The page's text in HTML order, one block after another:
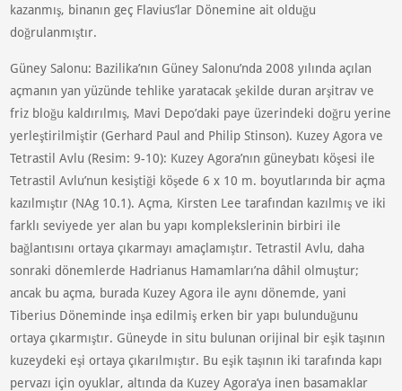
kazanmış, binanın geç Flavius’lar Dönemine ait olduğu
doğrulanmıştır.
Güney Salonu: Bazilika’nın Güney Salonu’nda 2008 yılında açılan
açmanın yan yüzünde tehlike yaratacak şekilde duran arşitrav ve
friz bloğu kaldırılmış, Mavi Depo’daki paye üzerindeki doğru yerine
yerleştirilmiştir (Gerhard Paul and Philip Stinson). Kuzey Agora ve
Tetrastil Avlu (Resim: 9-10): Kuzey Agora’nın güneybatı köşesi ile
Tetrastil Avlu’nun kesiştiği köşede 6 x 10 m. boyutlarında bir açma
kazılmıştır (NAg 10.1). Açma, Kirsten Lee tarafından kazılmış ve iki
farklı seviyede yer alan bu yapı komplekslerinin birbiri ile
bağlantısını ortaya çıkarmayı amaçlamıştır. Tetrastil Avlu, daha
sonraki dönemlerde Hadrianus Hamamları’na dâhil olmuştur;
ancak bu açma, burada Kuzey Agora ile aynı dönemde, yani
Tiberius Döneminde inşa edilmiş erken bir yapı bulunduğunu
ortaya çıkarmıştır. Güneyde in situ bulunan orijinal bir eşik taşının
kuzeydeki eşi ortaya çıkarılmıştır. Bu eşik taşının iki tarafında kapı
pervazı için oyuklar, altında da Kuzey Agora’ya inen basamaklar